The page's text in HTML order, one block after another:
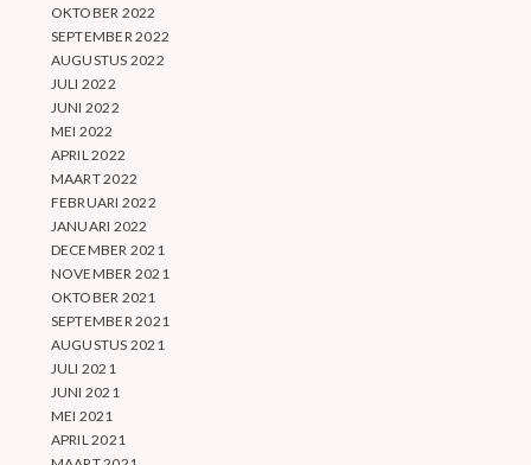
OKTOBER 2022
SEPTEMBER 2022
AUGUSTUS 2022
JULI 2022
JUNI 2022
MEI 2022
APRIL 2022
MAART 2022
FEBRUARI 2022
JANUARI 2022
DECEMBER 2021
NOVEMBER 2021
OKTOBER 2021
SEPTEMBER 2021
AUGUSTUS 2021
JULI 2021
JUNI 2021
MEI 2021
APRIL 2021